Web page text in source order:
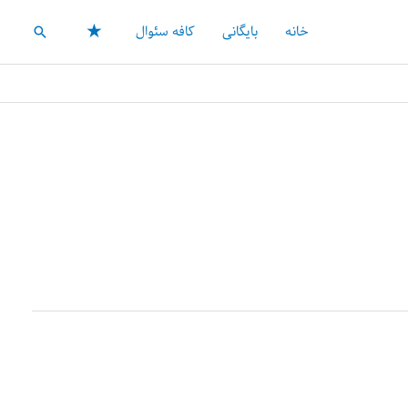
خانه بایگانی کافه سئوال ★ جستجو